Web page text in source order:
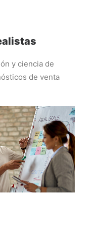
y ciencia de
de venta